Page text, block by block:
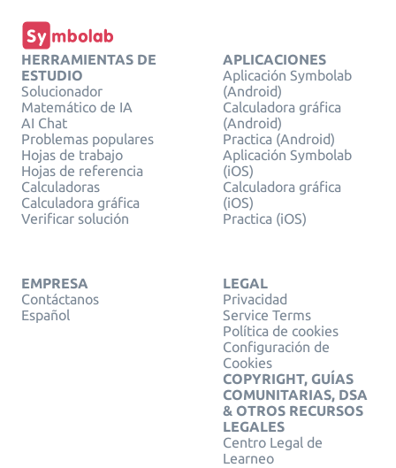
HERRAMIENTAS DE
ESTUDIO
Solucionador
Matemático de IA
AI Chat
Problemas populares
Hojas de trabajo
Hojas de referencia
Calculadoras
Calculadora gráfica
Verificar solución
APLICACIONES
Aplicación Symbolab
(Android)
Calculadora gráfica
(Android)
Practica (Android)
Aplicación Symbolab
(iOS)
Calculadora gráfica
(iOS)
Practica (iOS)
EMPRESA
Contáctanos
Español
LEGAL
Privacidad
Service Terms
Política de cookies
Configuración de
Cookies
COPYRIGHT, GUÍAS
COMUNITARIAS, DSA
& OTROS RECURSOS
LEGALES
Centro Legal de
Learneo